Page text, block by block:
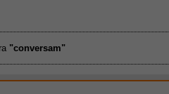
"conversam"